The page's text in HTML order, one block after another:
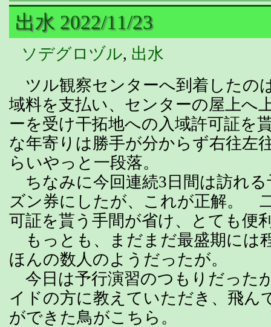
出水 2022/11/23
ソデグロヅル, 出水
ツル観察センターへ到着したの
域料を支払い、センターの屋上へ
ーを受け干拓地への入域許可証を
な年寄りは勝手が分からず右往左
らいやっと一段落。
ちなみに今回連続3日間は訪れ
ズン券にしたが、これが正解。
可証を貰う手間が省け、とても便
もっとも、まだまだ最盛期には
ほんの数人のようだったが。
今日は予行演習のつもりだった
イドの方に教えていただき、飛ん
ができた鳥がこちら。